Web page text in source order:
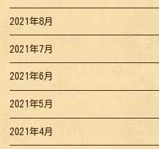
2021年8月
2021年7月
2021年6月
2021年5月
2021年4月